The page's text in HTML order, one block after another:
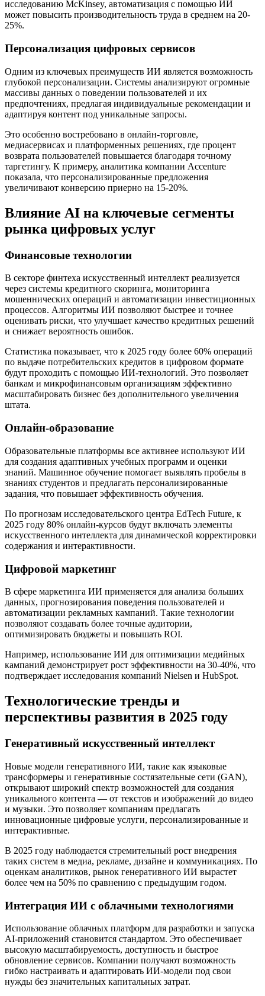
исследованию McKinsey, автоматизация с помощью ИИ
может повысить производительность труда в среднем на 20-
25%.
Персонализация цифровых сервисов
Одним из ключевых преимуществ ИИ является возможность
глубокой персонализации. Системы анализируют огромные
массивы данных о поведении пользователей и их
предпочтениях, предлагая индивидуальные рекомендации и
адаптируя контент под уникальные запросы.
Это особенно востребовано в онлайн-торговле,
медиасервисах и платформенных решениях, где процент
возврата пользователей повышается благодаря точному
таргетингу. К примеру, аналитика компании Accenture
показала, что персонализированные предложения
увеличивают конверсию приерно на 15-20%.
Влияние AI на ключевые сегменты
рынка цифровых услуг
Финансовые технологии
В секторе финтеха искусственный интеллект реализуется
через системы кредитного скоринга, мониторинга
мошеннических операций и автоматизации инвестиционных
процессов. Алгоритмы ИИ позволяют быстрее и точнее
оценивать риски, что улучшает качество кредитных решений
и снижает вероятность ошибок.
Статистика показывает, что к 2025 году более 60% операций
по выдаче потребительских кредитов в цифровом формате
будут проходить с помощью ИИ-технологий. Это позволяет
банкам и микрофинансовым организациям эффективно
масштабировать бизнес без дополнительного увеличения
штата.
Онлайн-образование
Образовательные платформы все активнее используют ИИ
для создания адаптивных учебных программ и оценки
знаний. Машинное обучение помогает выявлять пробелы в
знаниях студентов и предлагать персонализированные
задания, что повышает эффективность обучения.
По прогнозам исследовательского центра EdTech Future, к
2025 году 80% онлайн-курсов будут включать элементы
искусственного интеллекта для динамической корректировки
содержания и интерактивности.
Цифровой маркетинг
В сфере маркетинга ИИ применяется для анализа больших
данных, прогнозирования поведения пользователей и
автоматизации рекламных кампаний. Такие технологии
позволяют создавать более точные аудитории,
оптимизировать бюджеты и повышать ROI.
Например, использование ИИ для оптимизации медийных
кампаний демонстрирует рост эффективности на 30-40%, что
подтверждает исследования компаний Nielsen и HubSpot.
Технологические тренды и
перспективы развития в 2025 году
Генеративный искусственный интеллект
Новые модели генеративного ИИ, такие как языковые
трансформеры и генеративные состязательные сети (GAN),
открывают широкий спектр возможностей для создания
уникального контента — от текстов и изображений до видео
и музыки. Это позволяет компаниям предлагать
инновационные цифровые услуги, персонализированные и
интерактивные.
В 2025 году наблюдается стремительный рост внедрения
таких систем в медиа, рекламе, дизайне и коммуникациях. По
оценкам аналитиков, рынок генеративного ИИ вырастет
более чем на 50% по сравнению с предыдущим годом.
Интеграция ИИ с облачными технологиями
Использование облачных платформ для разработки и запуска
AI-приложений становится стандартом. Это обеспечивает
высокую масштабируемость, доступность и быстрое
обновление сервисов. Компании получают возможность
гибко настраивать и адаптировать ИИ-модели под свои
нужды без значительных капитальных затрат.